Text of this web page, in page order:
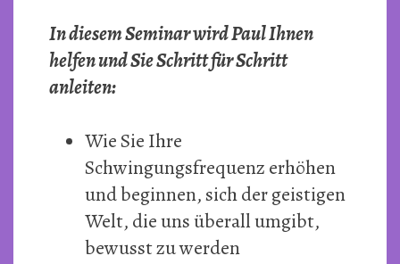
In diesem Seminar wird Paul Ihnen
helfen und Sie Schritt für Schritt
anleiten:
Wie Sie Ihre
Schwingungsfrequenz erhöhen
und beginnen, sich der geistigen
Welt, die uns überall umgibt,
bewusst zu werden